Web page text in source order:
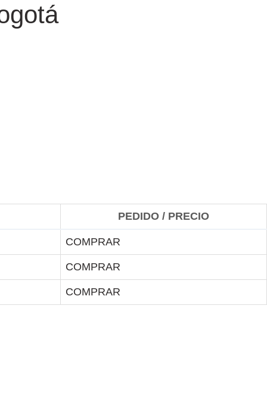
PEDIDO / PRECIO
COMPRAR
COMPRAR
COMPRAR